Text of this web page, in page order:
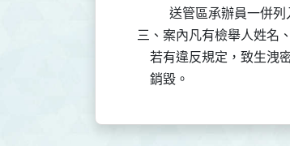
送管區承辦員一併
三、案內凡有檢舉人姓
若有違反規定，致生
        銷毀。